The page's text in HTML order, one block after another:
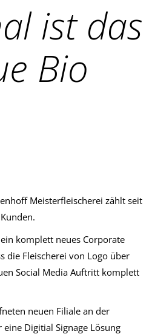
ist das
Bio
Meisterfleischerei zählt seit
komplett neues Corporate
die Fleischerei von Logo über
Social Media Auftritt komplett
neuen Filiale an der
Digitial Signage Lösung